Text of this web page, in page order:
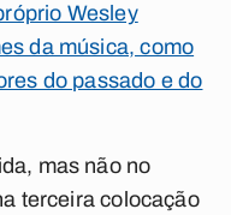
Wesley
da música, como
do passado e do
mas não no
terceira colocação